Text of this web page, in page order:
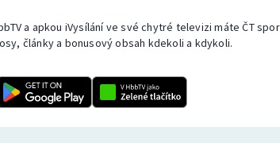
a apkou iVysílání ve své chytré televizi máte ČT
články a bonusový obsah kdekoli a kdykoli.